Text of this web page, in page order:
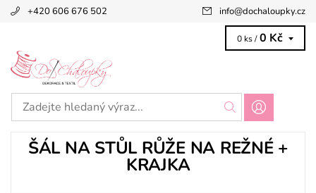
+420 606 676 502 info@dochaloupky.cz
0 ks / 0 Kč
ŠÁL NA STŮL RŮŽE NA REŽNÉ +
KRAJKA